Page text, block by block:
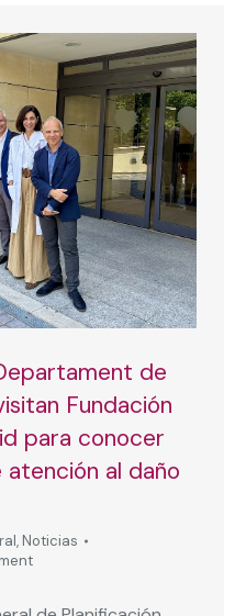
de
Fundación
para conocer
al daño
, Noticias